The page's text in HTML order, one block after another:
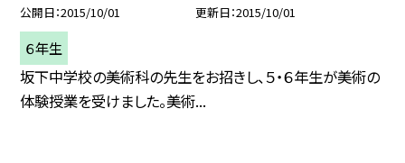
公開日 2015/10/01 更新日 2015/10/01
６年生
坂下中学校の美術科の先生をお招きし、５・６年生が美術の
体験授業を受けました。美術...